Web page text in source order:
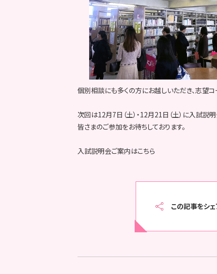
個別相談にも多くの方にお越しいただき、志望
次回は12月7日（土）・12月21日（土）に入試説
皆さまのご参加をお待ちしております。
入試説明会ご案内はこちら
この記事をシ